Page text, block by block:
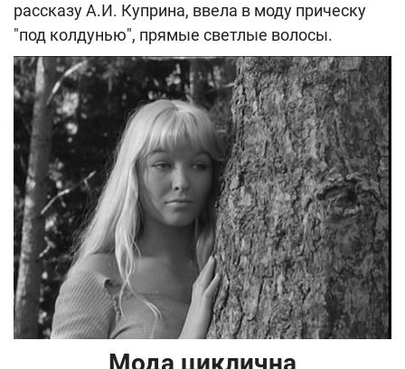
рассказу А.И. Куприна, ввела в моду прическу
"под колдунью", прямые светлые волосы.